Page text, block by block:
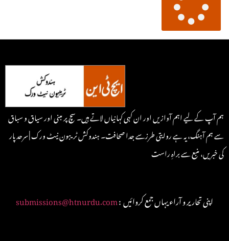
ہم آپ کے لیے اہم آوازیں اور ان کہی کہانیاں لاتے ہیں۔ سچ پر مبنی اور سیاق و سباق
سے ہم آہنگ، یہ ہے روایتی طرزسے جدا صحافت۔ ہندوکش ٹریبون نیٹ ورک | سرحد پار
کی خبریں، منبع سے براہِ راست
submissions@htnurdu.com : اپنی تحاریر و آراء یہاں جمع کروائیں